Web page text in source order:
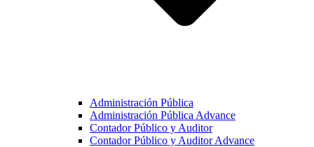
Administración Pública
Administración Pública Advance
Contador Público y Auditor
Contador Público y Auditor Advance